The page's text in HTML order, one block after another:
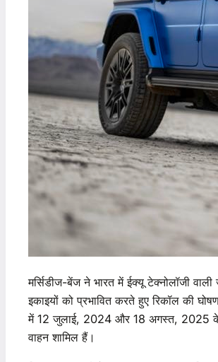
मर्सिडीज-बेंज ने भारत में ईक्यू टेक्नोलॉजी
इकाइयों को प्रभावित करते हुए रिकॉल की
में 12 जुलाई, 2024 और 18 अगस्त, 2025 के
वाहन शामिल हैं।